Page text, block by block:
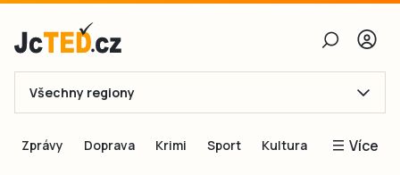
E-mail
Všechny regiony
Zprávy Doprava Krimi Sport Kultura Více